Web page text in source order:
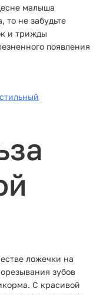
малыша
то не забудьте
и трижды
появления
ложечки на
зубов
С красивой